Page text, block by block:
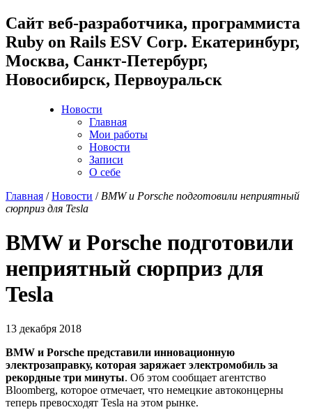
Cайт веб-разработчика, программиста
Ruby on Rails ESV Corp. Екатеринбург,
Москва, Санкт-Петербург,
Новосибирск, Первоуральск
Новости
Главная
Мои работы
Новости
Записи
О себе
Главная /Новости / BMW и Porsche подготовили неприятный
сюрприз для Tesla
BMW и Porsche подготовили
неприятный сюрприз для
Tesla
13 декабря 2018
BMW и Porsche представили инновационную
электрозаправку, которая заряжает электромобиль за
рекордные три минуты. Об этом сообщает агентство
Bloomberg, которое отмечает, что немецкие автоконцерны
теперь превосходят Tesla на этом рынке.